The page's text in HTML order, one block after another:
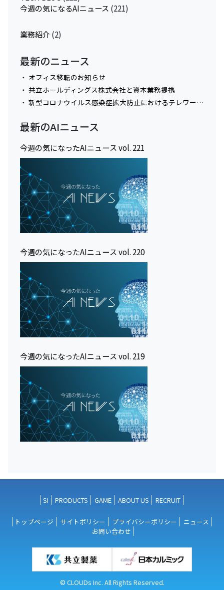
今週の気になるAIニュース (221)
業務紹介 (2)
最新のニュース
オフィス移転のお知らせ
共立ホールディングス株式会社と資本業務提携
新型コロナウイルス感染症拡大防止におけるテレワーク実施に関してのお知らせ
最新のAIニュース
今週の気になったAIニュース vol. 221
今週の気になったAIニュース vol. 220
今週の気になったAIニュース vol. 219
SI PRODUCTS GAME ABOUT US RECRUIT
トップページ サイトポリシー プライバシーポリシー
ニュース
お問い合わせ
© CLOUDs Inc. All Rights Reserved.